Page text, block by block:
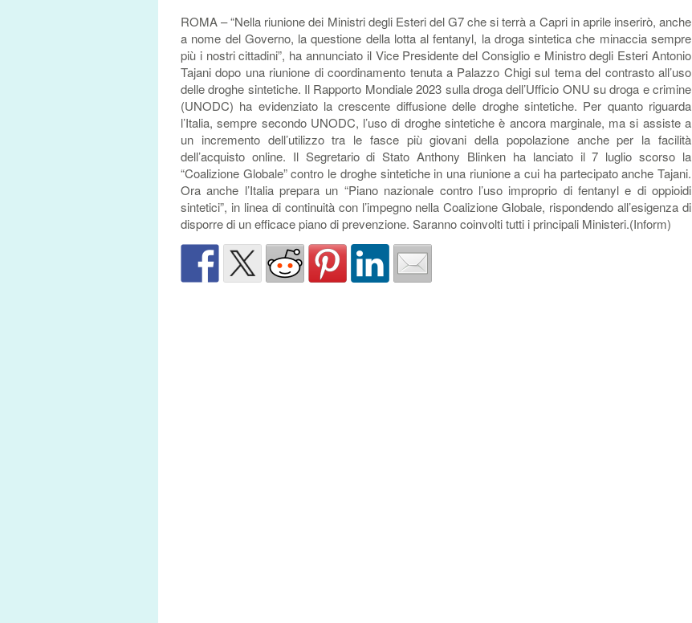
ROMA – “Nella riunione dei Ministri degli Esteri del G7 che si terrà a Capri in aprile inserirò, anche
a nome del Governo, la questione della lotta al fentanyl, la droga sintetica che minaccia sempre
più i nostri cittadini”, ha annunciato il Vice Presidente del Consiglio e Ministro degli Esteri Antonio
Tajani dopo una riunione di coordinamento tenuta a Palazzo Chigi sul tema del contrasto all’uso
delle droghe sintetiche. Il Rapporto Mondiale 2023 sulla droga dell’Ufficio ONU su droga e crimine
(UNODC) ha evidenziato la crescente diffusione delle droghe sintetiche. Per quanto riguarda
l’Italia, sempre secondo UNODC, l’uso di droghe sintetiche è ancora marginale, ma si assiste a
un incremento dell’utilizzo tra le fasce più giovani della popolazione anche per la facilità
dell’acquisto online. Il Segretario di Stato Anthony Blinken ha lanciato il 7 luglio scorso la
“Coalizione Globale” contro le droghe sintetiche in una riunione a cui ha partecipato anche Tajani.
Ora anche l’Italia prepara un “Piano nazionale contro l’uso improprio di fentanyl e di oppioidi
sintetici”, in linea di continuità con l’impegno nella Coalizione Globale, rispondendo all’esigenza di
disporre di un efficace piano di prevenzione. Saranno coinvolti tutti i principali Ministeri.(Inform)